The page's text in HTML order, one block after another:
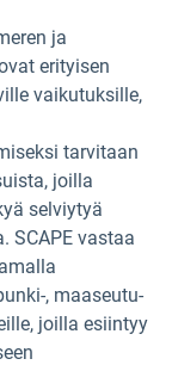
ja
erityisen
vaikutuksille,
tarvitaan
joilla
selviytyä
SCAPE vastaa
, maaseutu-
joilla esiintyy